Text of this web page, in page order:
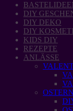
DIY
DIY DEKO
DIY
KIDS DIY
REZEPTE
ANLÄSSE
OSTERN